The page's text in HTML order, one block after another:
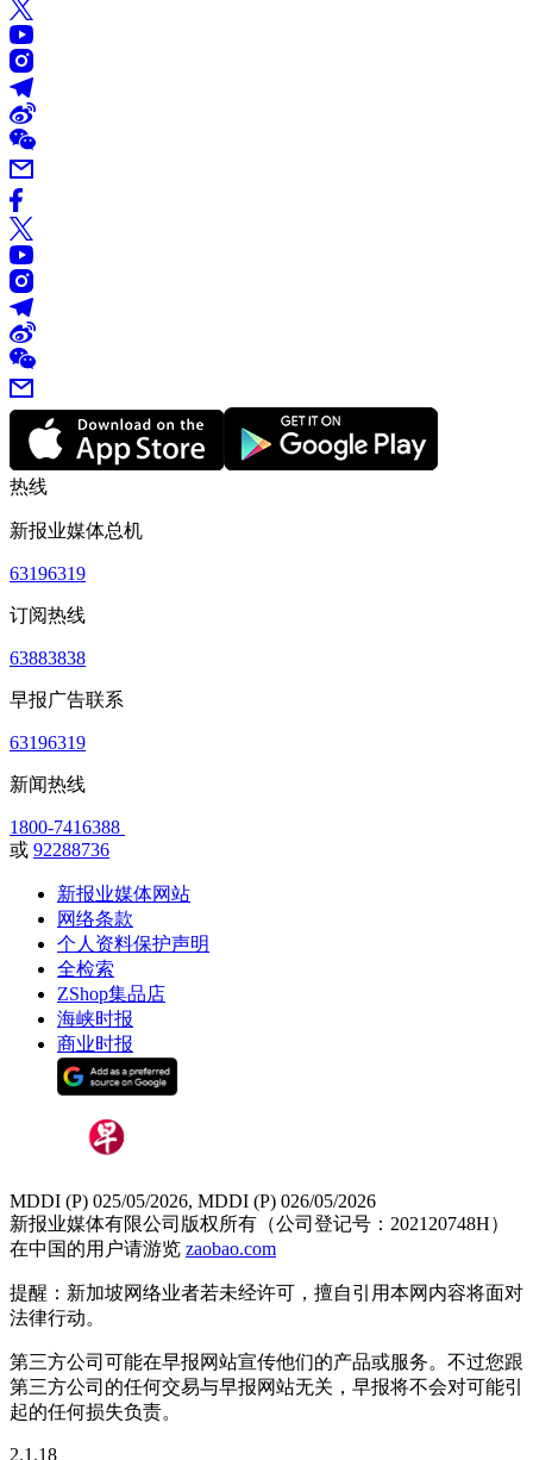
热线
新报业媒体总机
63196319
订阅热线
63883838
早报广告联系
63196319
新闻热线
1800-7416388
或 92288736
新报业媒体网站
网络条款
个人资料保护声明
全检索
ZShop集品店
海峡时报
商业时报
MDDI (P) 025/05/2026, MDDI (P) 026/05/2026
新报业媒体有限公司版权所有（公司登记号：202120748H）
在中国的用户请游览 zaobao.com
提醒：新加坡网络业者若未经许可，擅自引用本网内容将面对
法律行动。
第三方公司可能在早报网站宣传他们的产品或服务。不过您跟
第三方公司的任何交易与早报网站无关，早报将不会对可能引
起的任何损失负责。
2.1.18